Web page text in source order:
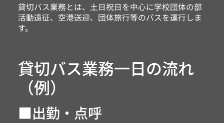
貸切バス業務とは、土日祝日を中心に学校団体の部
活動遠征、空港送迎、団体旅行等のバスを運行しま
す。
貸切バス業務一日の流れ
（例）
■出勤・点呼